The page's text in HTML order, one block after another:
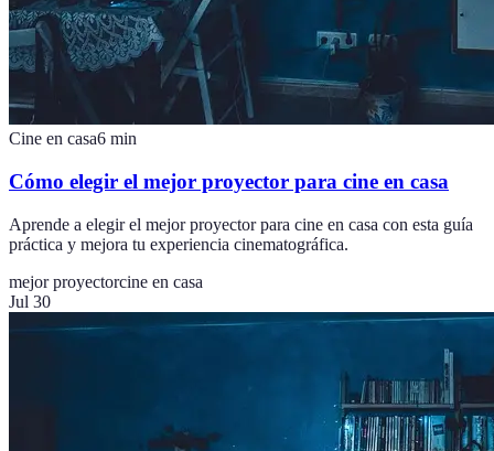
Cine en casa6 min
Cómo elegir el mejor proyector para cine en casa
Aprende a elegir el mejor proyector para cine en casa con esta guía
práctica y mejora tu experiencia cinematográfica.
mejor proyectorcine en casa
Jul 30